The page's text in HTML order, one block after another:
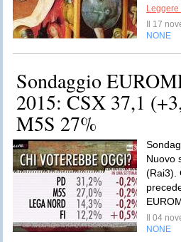
Il 17
NONE
Sondaggio
2015: CSX 37,1
M5S 27%
Nuovo
(Rai3).
Il 04
NONE